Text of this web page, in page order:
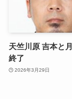
天竺川原 吉本と
終了
2026年3月29日